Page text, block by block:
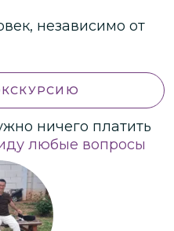
независимо от
ничего платить
любые вопросы